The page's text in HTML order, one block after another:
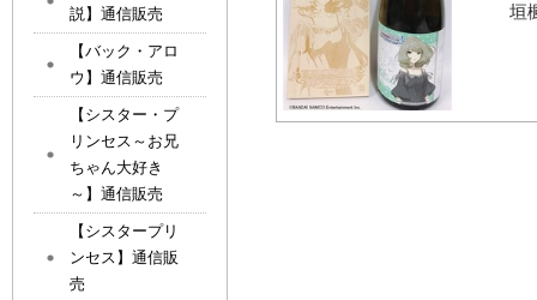
垣
説】通信販売
【バック・アロ
ウ】通信販売
【シスター・プ
リンセス～お兄
ちゃん大好き
～】通信販売
【シスタープリ
ンセス】通信販
売